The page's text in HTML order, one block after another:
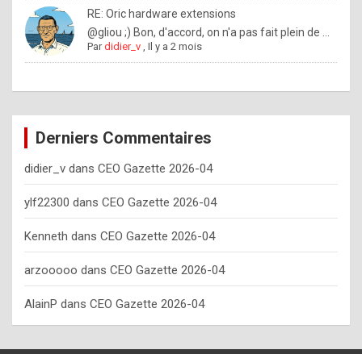
o
w
o
e
y
o
u
s
h
o
RE: Oric hardware extensions
@gliou ;) Bon, d'accord, on n'a pas fait plein de ...
Pardidier_v ,Il y a 2 mois
Derniers Commentaires
didier_v dans CEO Gazette 2026-04
ylf22300 dans CEO Gazette 2026-04
Kenneth dans CEO Gazette 2026-04
arzooooo dans CEO Gazette 2026-04
AlainP dans CEO Gazette 2026-04